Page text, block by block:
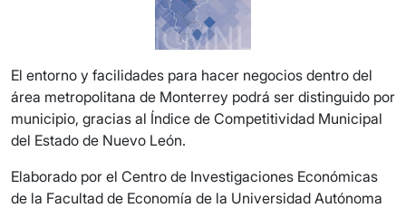
El entorno y facilidades para hacer negocios dentro del
área metropolitana de Monterrey podrá ser distinguido por
municipio, gracias al Índice de Competitividad Municipal
del Estado de Nuevo León.
Elaborado por el Centro de Investigaciones Económicas
de la Facultad de Economía de la Universidad Autónoma